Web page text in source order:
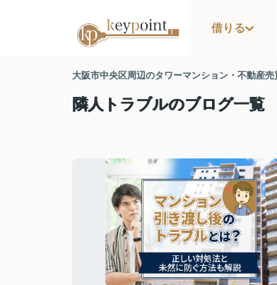
借りる
大阪市中央区周辺のタワーマンション・不動産
隣人トラブルのブログ一覧